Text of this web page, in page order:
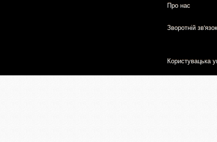
Про нас
Зворотній зв'язок
Користувацька